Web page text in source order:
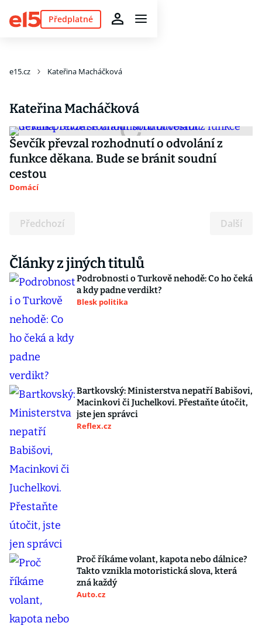
Předplatné
e15.cz Kateřina Macháčková
Kateřina Macháčková
Ševčík převzal rozhodnutí o odvolání z
funkce děkana. Bude se bránit soudní
cestou
Domácí
Předchozí Další
Články z jiných titulů
Podrobnosti o Turkově nehodě: Co ho čeká
a kdy padne verdikt?
Blesk politika
Bartkovský: Ministerstva nepatří Babišovi,
Macinkovi či Juchelkovi. Přestaňte útočit,
jste jen správci
Reflex.cz
Proč říkáme volant, kapota nebo dálnice?
Takto vznikla motoristická slova, která
zná každý
Auto.cz